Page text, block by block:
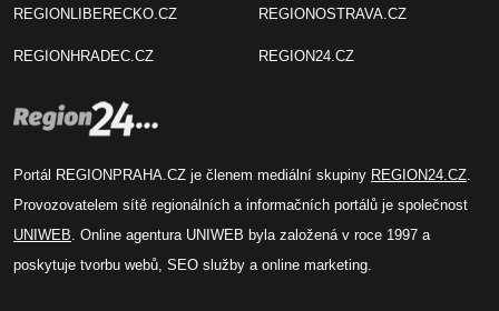
REGIONLIBERECKO.CZ
REGIONHRADEC.CZ
REGIONOSTRAVA.CZ
REGION24.CZ
Portál REGIONPRAHA.CZ je členem mediální skupiny REGION24.CZ
Provozovatelem sítě regionálních a informačních portálů je společnost
UNIWEB . Online agentura UNIWEB byla založená v roce 1997 a
poskytuje tvorbu webů, SEO služby a online marketing.